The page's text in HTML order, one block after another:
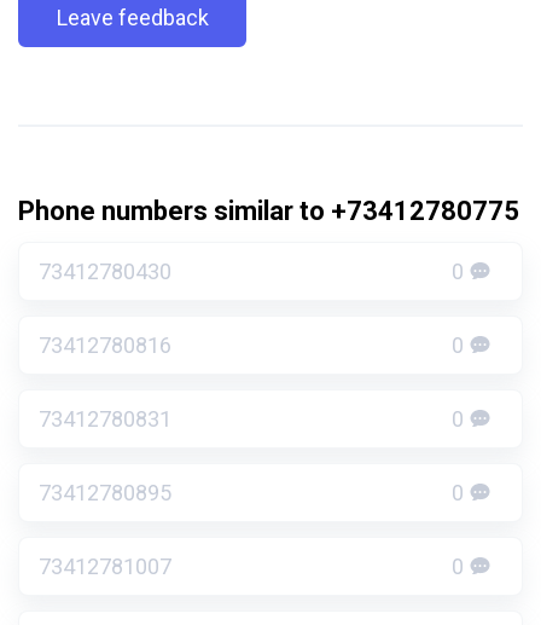
Leave feedback
Phone numbers similar to +73412780775
73412780430 0
73412780816 0
73412780831 0
73412780895 0
73412781007 0